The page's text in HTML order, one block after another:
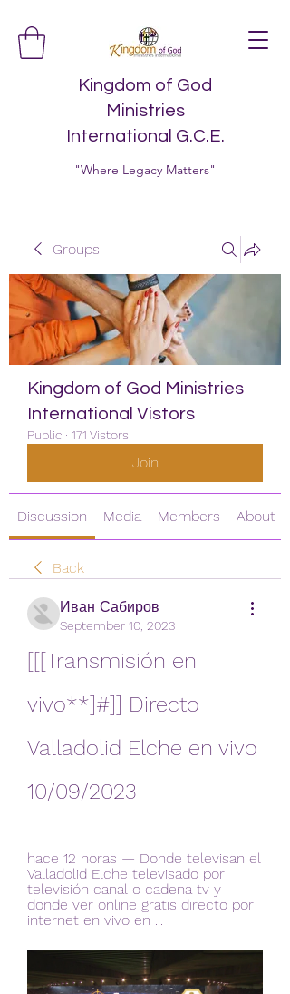
Kingdom of God
Ministries
International G.C.E.
"Where Legacy Matters"
Groups
Kingdom of God Ministries
International Vistors
Public · 171 Vistors
Join
Discussion Media Members About
Back
Иван Сабиров
September 10, 2023
[[[Transmisión en
vivo**]#]] Directo
Valladolid Elche en vivo
10/09/2023
hace 12 horas — Donde televisan el
Valladolid Elche televisado por
televisión canal o cadena tv y
donde ver online gratis directo por
internet en vivo en ...